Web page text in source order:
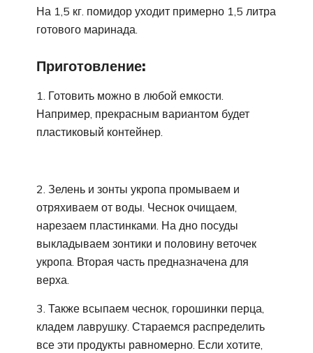
На 1,5 кг. помидор уходит примерно 1,5 литра
готового маринада.
Приготовление:
1. Готовить можно в любой емкости.
Например, прекрасным вариантом будет
пластиковый контейнер.
2. Зелень и зонты укропа промываем и
отряхиваем от воды. Чеснок очищаем,
нарезаем пластинками. На дно посуды
выкладываем зонтики и половину веточек
укропа. Вторая часть предназначена для
верха.
3. Также всыпаем чеснок, горошинки перца,
кладем лаврушку. Стараемся распределить
все эти продукты равномерно. Если хотите,